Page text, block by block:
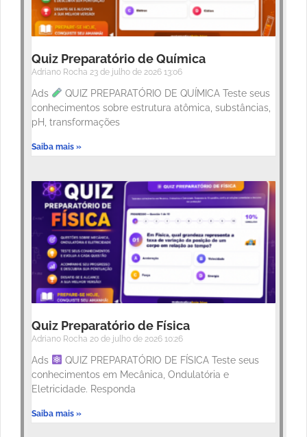
Quiz Preparatório de Química
Adriano Rocha 23 de julho de 2026 13:06
Ads
QUIZ PREPARATÓRIO DE QUÍMICA Teste seus
conhecimentos sobre estrutura atômica, substâncias,
pH, transformações
Saiba mais »
Quiz Preparatório de Física
Adriano Rocha 20 de julho de 2026 10:26
Ads
QUIZ PREPARATÓRIO DE FÍSICA Teste seus
conhecimentos em Mecânica, Ondulatória e
Eletricidade. Responda
Saiba mais »